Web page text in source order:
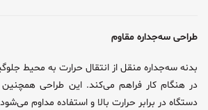
طراحی سه‌جداره مقاوم
بدنه سه‌جداره منقل از انتقال حرارت به محیط
در هنگام کار فراهم می‌کند. این طراحی
دستگاه در برابر حرارت بالا و استفاده مداوم